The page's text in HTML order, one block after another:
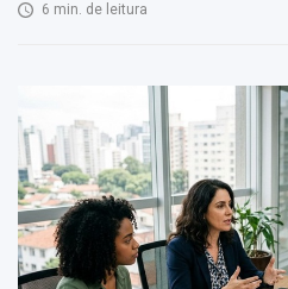
6 min. de leitura